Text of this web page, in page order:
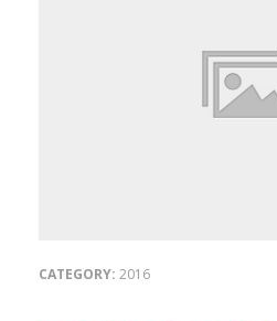
CATEGORY: 2016